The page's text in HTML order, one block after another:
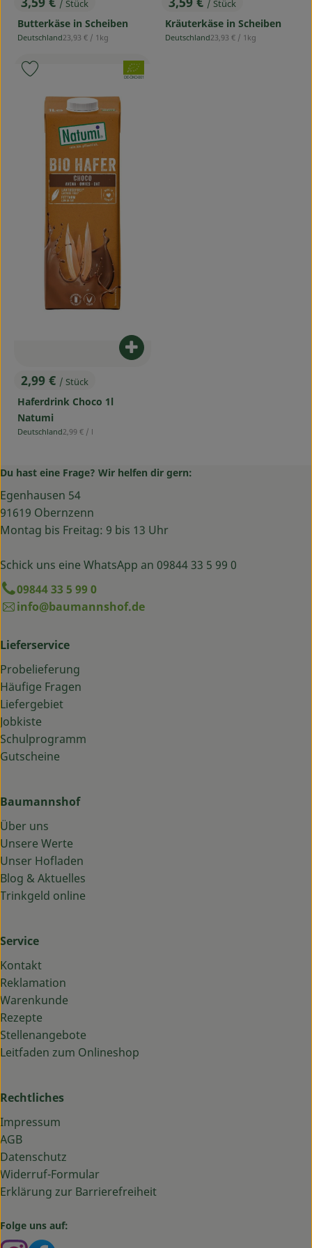
, Preis:/ Stück
Butterkäse in Scheiben
, Herkunft:
Deutschland, Referenzpreis:
23,93 € / 1kg
, Preis:/ Stück
Kräuterkäse in Scheiben
, Herkunft:
Deutschland, Referenzpreis:
23,93 € / 1kg
, Preis:
2,99 € / Stück
Haferdrink Choco 1l
Natumi
, Herkunft:
Deutschland, Referenzpreis:
2,99 € / l
Produkt zum Warenkorb
, Verband:
, Kontrollstelle:
DE-ÖKO-001
Produkt zu Favouriten hinzufügen
Du hast eine Frage? Wir helfen dir gern:
Egenhausen 54
91619 Obernzenn
Montag bis Freitag: 9 bis 13 Uhr
Schick uns eine WhatsApp an 09844 33 5 99 0
09844 33 5 99 0
info@baumannshof.de
Lieferservice
Probelieferung
Häufige Fragen
Liefergebiet
Jobkiste
Schulprogramm
Gutscheine
Baumannshof
Über uns
Unsere Werte
Unser Hofladen
Blog & Aktuelles
Trinkgeld online
Service
Kontakt
Reklamation
Warenkunde
Rezepte
Stellenangebote
Leitfaden zum Onlineshop
Rechtliches
Impressum
AGB
Datenschutz
Widerruf-Formular
Erklärung zur Barrierefreiheit
Folge uns auf: